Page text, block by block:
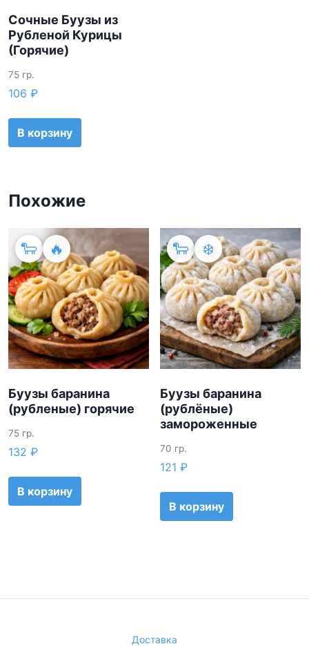
Сочные Буузы из
Рубленой Курицы
(Горячие)
75 гр.
106 ₽
В корзину
Похожие
🐑 🔥
Буузы баранина
(рубленые) горячие
75 гр.
132 ₽
В корзину
🐑 ❄️
Буузы баранина
(рублёные)
замороженные
70 гр.
121₽
В корзину
Доставка